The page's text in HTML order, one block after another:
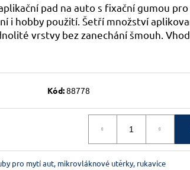
pad na auto s fixační gumou pro
i hobby použití. Šetří množství
vrstvy bez zanechání šmouh.
Kód:88778
pro mytí aut, mikrovláknové utěrky, rukavice